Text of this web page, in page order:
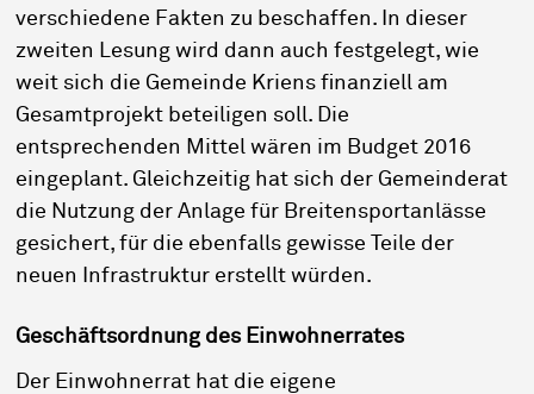
verschiedene Fakten zu beschaffen. In dieser
zweiten Lesung wird dann auch festgelegt, wie
weit sich die Gemeinde Kriens finanziell am
Gesamtprojekt beteiligen soll. Die
entsprechenden Mittel wären im Budget 2016
eingeplant. Gleichzeitig hat sich der Gemeinderat
die Nutzung der Anlage für Breitensportanlässe
gesichert, für die ebenfalls gewisse Teile der
neuen Infrastruktur erstellt würden.
Geschäftsordnung des Einwohnerrates
Der Einwohnerrat hat die eigene